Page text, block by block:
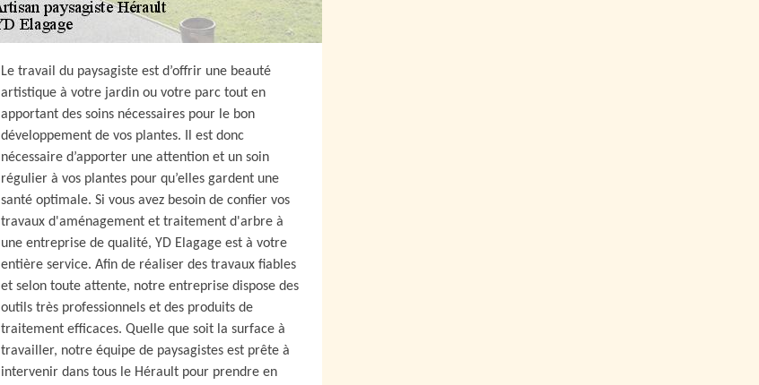
Le travail du paysagiste est d’offrir une beauté
artistique à votre jardin ou votre parc tout en
apportant des soins nécessaires pour le bon
développement de vos plantes. Il est donc
nécessaire d’apporter une attention et un soin
régulier à vos plantes pour qu’elles gardent une
santé optimale. Si vous avez besoin de confier vos
travaux d'aménagement et traitement d'arbre à
une entreprise de qualité, YD Elagage est à votre
entière service. Afin de réaliser des travaux fiables
et selon toute attente, notre entreprise dispose des
outils très professionnels et des produits de
traitement efficaces. Quelle que soit la surface à
travailler, notre équipe de paysagistes est prête à
intervenir dans tous le Hérault pour prendre en